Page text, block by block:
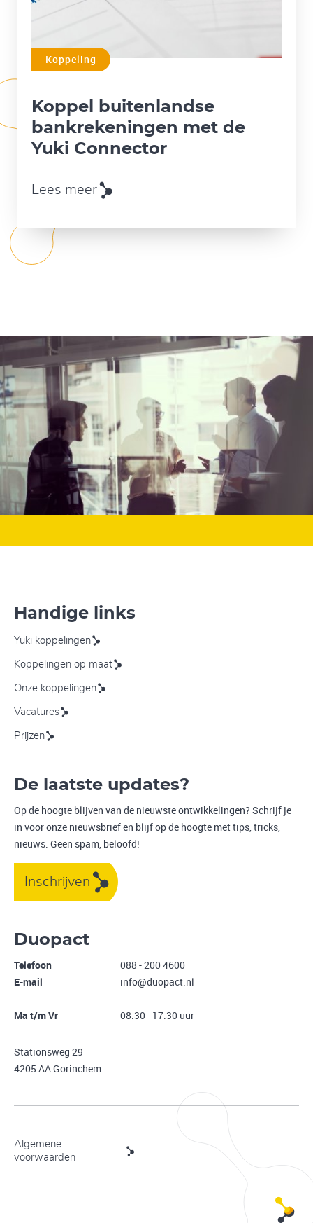
Koppeling
Koppel buitenlandse
bankrekeningen met de
Yuki Connector
Lees meer
Handige links
Yuki koppelingen
Koppelingen op maat
Onze koppelingen
Vacatures
Prijzen
De laatste updates?
Op de hoogte blijven van de nieuwste ontwikkelingen? Schrijf je
in voor onze nieuwsbrief en blijf op de hoogte met tips, tricks,
nieuws. Geen spam, beloofd!
Inschrijven
Duopact
Telefoon
088 - 200 4600
E-mail
info@duopact.nl
Ma t/m Vr 08.30 - 17.30 uur
Stationsweg 29
4205 AA Gorinchem
Algemene
voorwaarden